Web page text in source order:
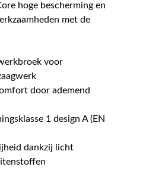
hoge bescherming en
met de
voor
door ademend
1 design A (EN
dankzij licht